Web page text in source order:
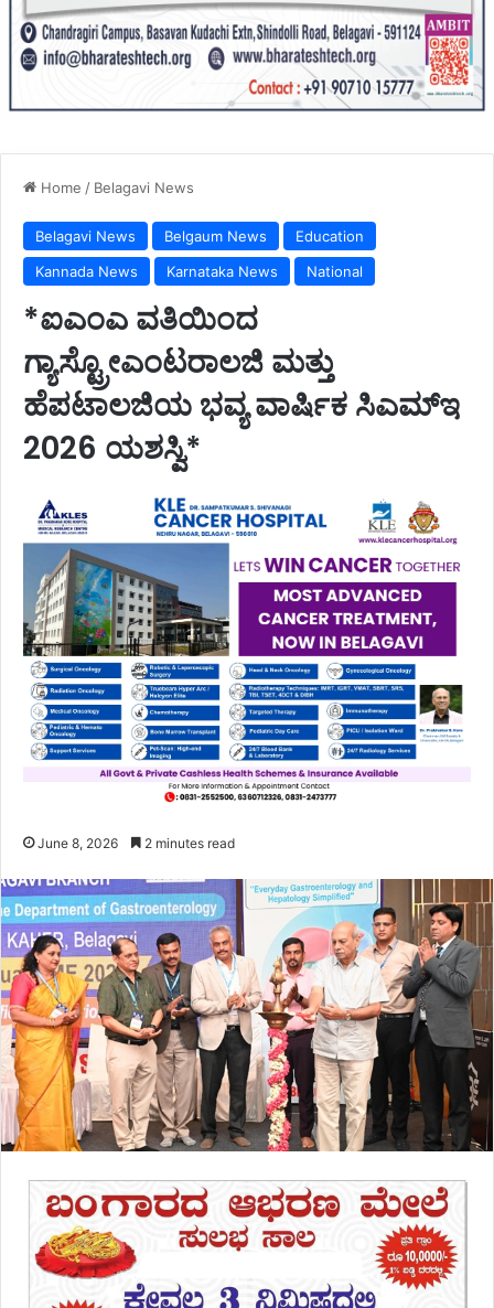
Home / Belagavi News
Belagavi News Belgaum News
Education
Kannada News
Karnataka News National
*ಐಎಂಎ ವತಿಯಿಂದ
ಗ್ಯಾಸ್ಟ್ರೋಎಂಟರಾಲಜಿ ಮತ್ತು
ಹೆಪಟಾಲಜಿಯ ಭವ್ಯ ವಾರ್ಷಿಕ ಸಿಎಮ್‌ಇ
2026 ಯಶಸ್ವಿ*
June 8, 2026 2 minutes read